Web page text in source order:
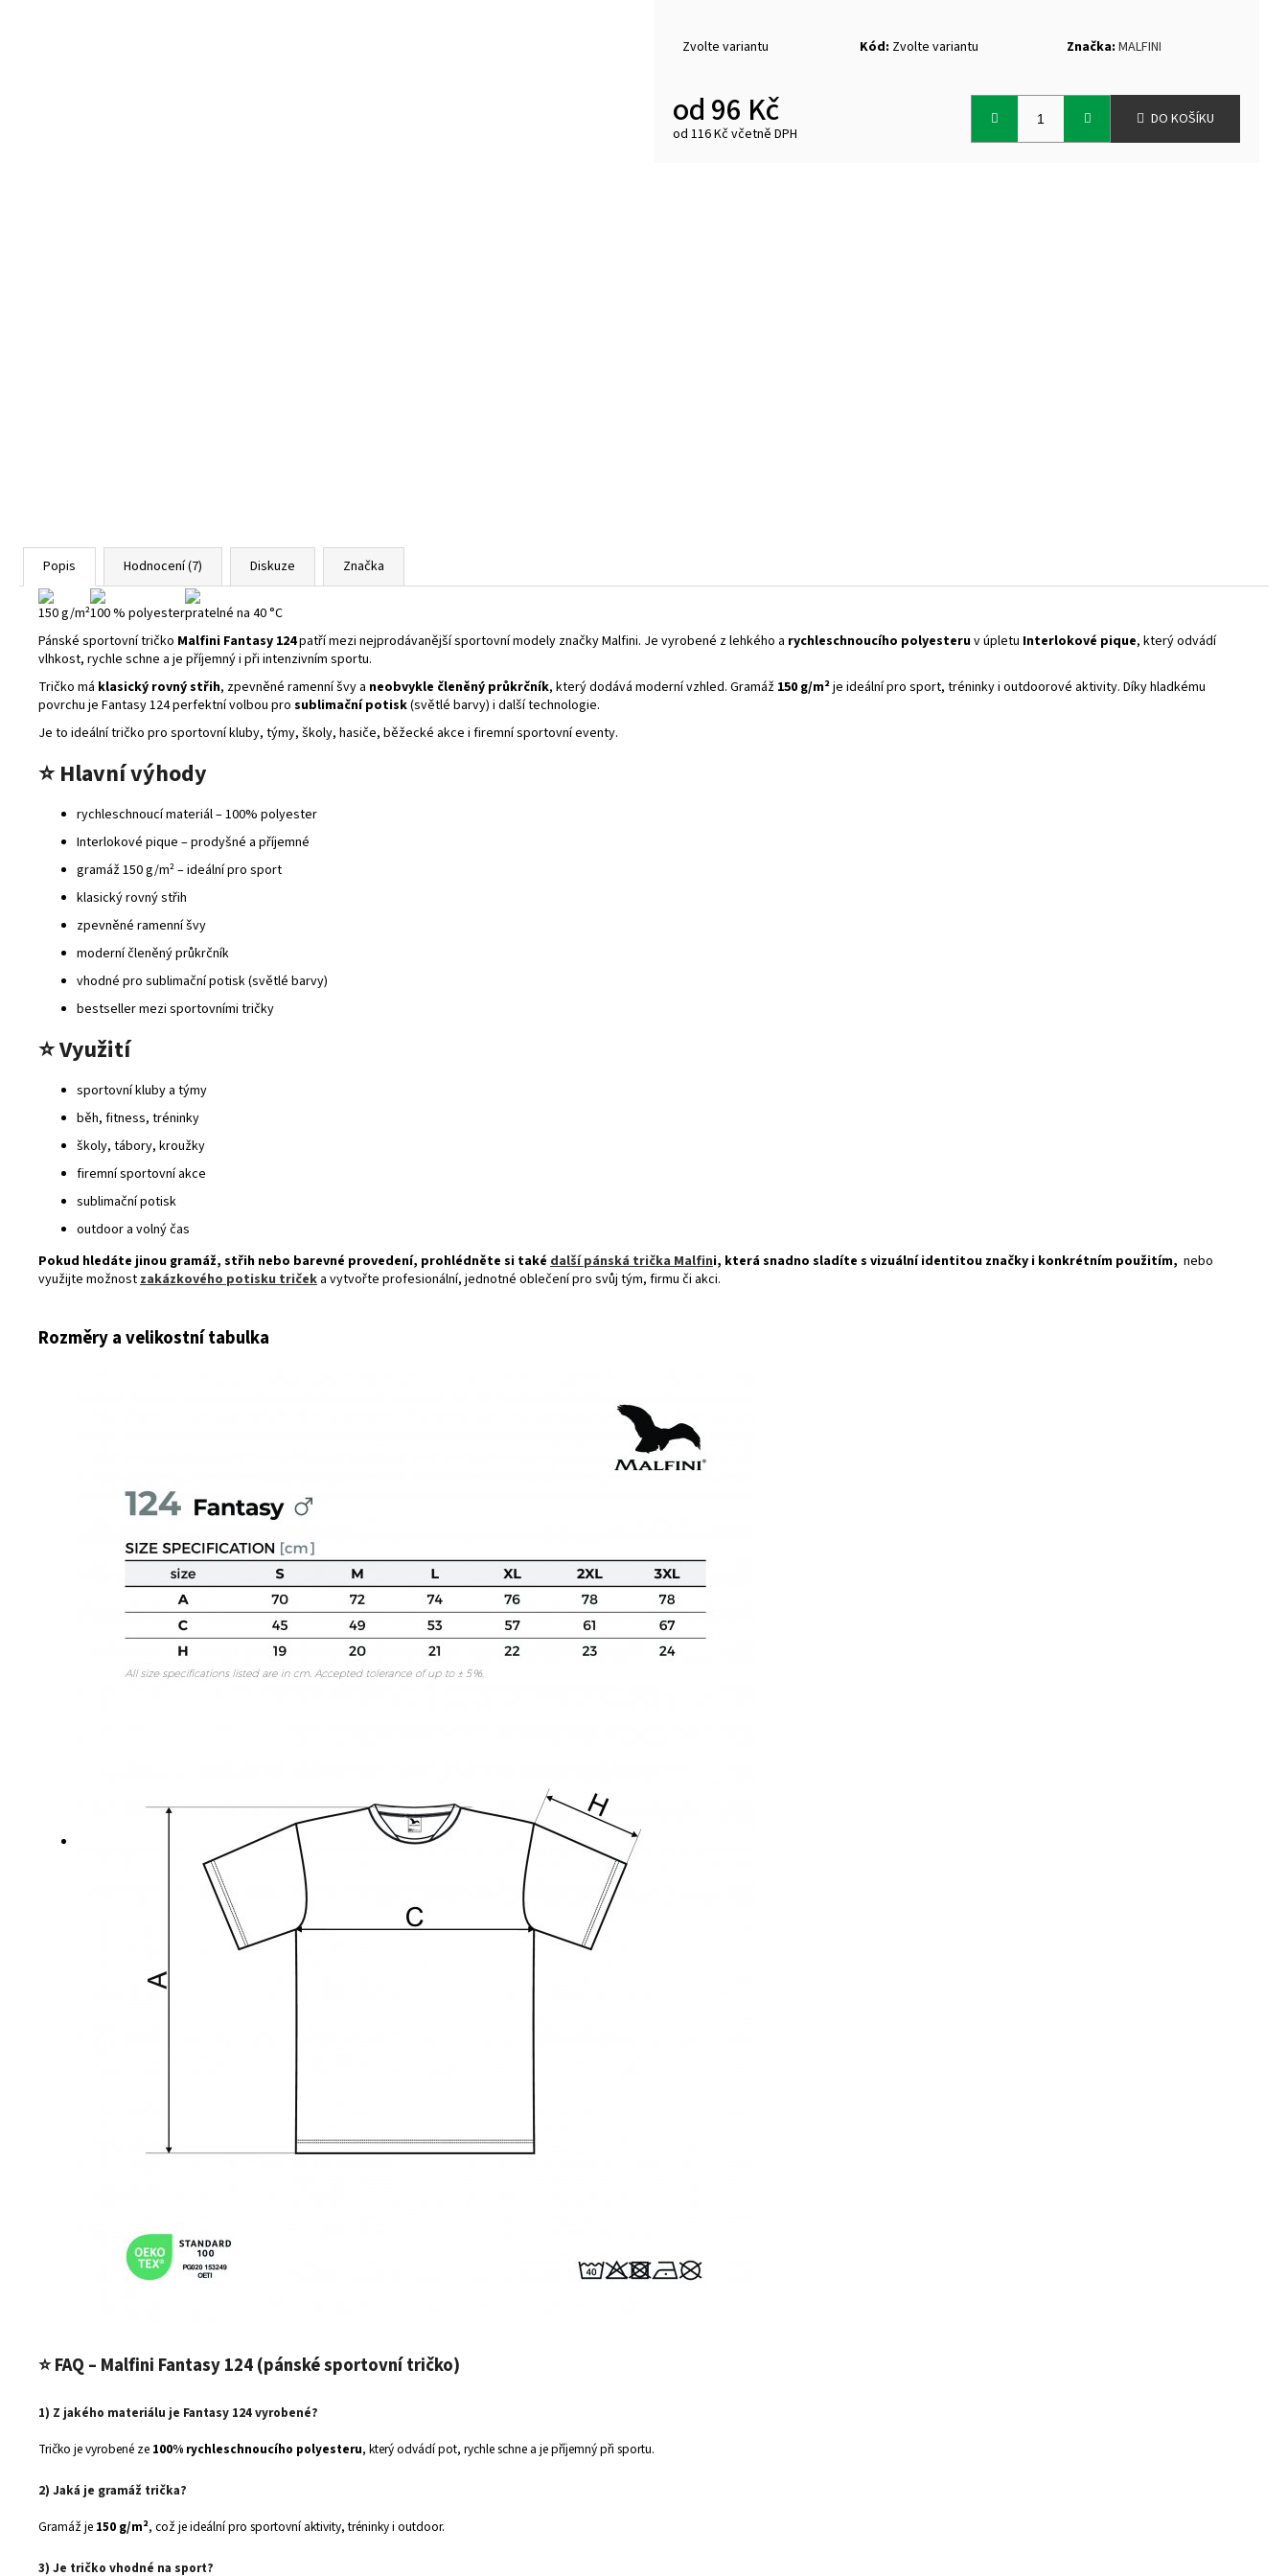
Zvolte variantu Kód: Zvolte variantu Značka: MALFINI
od96 Kč
od 116 Kčvčetně DPH
DO KOŠÍKU
Popis Hodnocení (7) Diskuze Značka
150 g/m²100 % polyesterpratelné na 40 °C
Pánské sportovní tričko Malfini Fantasy 124patří mezi nejprodávanější sportovní modely značky Malfini. Je vyrobené z lehkého a rychleschnoucího polyesteruv úpletu Interlokové pique, který odvádí
vlhkost, rychle schne a je příjemný i při intenzivním sportu.
Tričko má klasický rovný střih, zpevněné ramenní švy a neobvykle členěný průkrčník, který dodává moderní vzhled. Gramáž 150 g/m²je ideální pro sport, tréninky i outdoorové aktivity. Díky hladkému
povrchu je Fantasy 124 perfektní volbou pro sublimační potisk(světlé barvy) i další technologie.
Je to ideální tričko pro sportovní kluby, týmy, školy, hasiče, běžecké akce i firemní sportovní eventy.
⭐Hlavní výhody
rychleschnoucí materiál – 100% polyester
Interlokové pique – prodyšné a příjemné
gramáž 150 g/m² – ideální pro sport
klasický rovný střih
zpevněné ramenní švy
moderní členěný průkrčník
vhodné pro sublimační potisk (světlé barvy)
bestseller mezi sportovními tričky
⭐Využití
sportovní kluby a týmy
běh, fitness, tréninky
školy, tábory, kroužky
firemní sportovní akce
sublimační potisk
outdoor a volný čas
Pokud hledáte jinou gramáž, střih nebo barevné provedení, prohlédněte si také další pánská trička Malfini, která snadno sladíte s vizuální identitou značky i konkrétním použitím, nebo
využijte možnost zakázkového potisku triček a vytvořte profesionální, jednotné oblečení pro svůj tým, firmu či akci.
Rozměry a velikostní tabulka
⭐FAQ – Malfini Fantasy 124 (pánské sportovní tričko)
1) Z jakého materiálu je Fantasy 124 vyrobené?
Tričko je vyrobené ze 100% rychleschnoucího polyesteru, který odvádí pot, rychle schne a je příjemný při sportu.
2) Jaká je gramáž trička?
Gramáž je 150 g/m², což je ideální pro sportovní aktivity, tréninky i outdoor.
3) Je tričko vhodné na sport?